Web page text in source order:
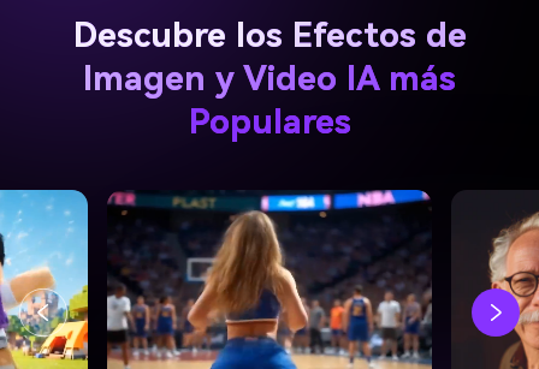
Descubre los Efectos de
Imagen y Video IA más
Populares